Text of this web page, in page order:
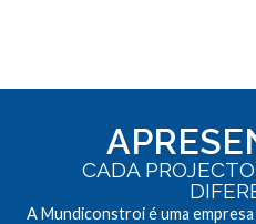
CADA
A Mundiconstroi é uma